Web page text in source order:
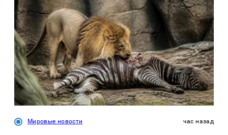
Мировые новости час назад